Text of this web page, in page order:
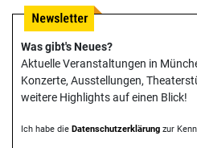
Was gibt's Neues?
Aktuelle Veranstaltungen in
Konzerte, Ausstellungen,
weitere Highlights auf einen Blick!
Ich habe die Datenschutzerklärung zur